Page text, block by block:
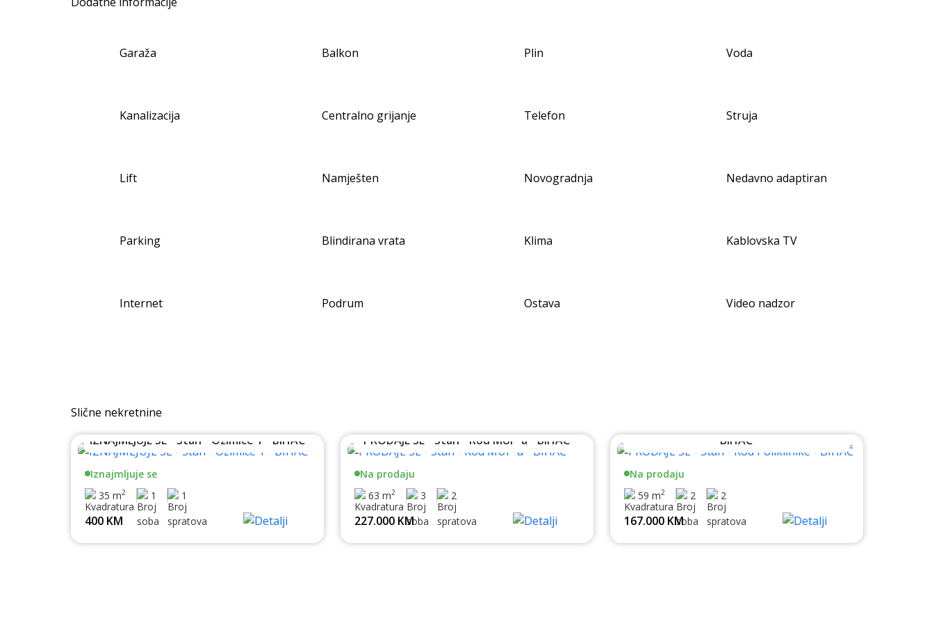
Garaža Balkon Plin Voda
Kanalizacija Centralno grijanje Telefon Struja
Lift Namješten Novogradnja Nedavno adaptiran
Parking Blindirana vrata Klima Kablovska TV
Internet Podrum Ostava Video nadzor
Slične nekretnine
IZNAJMLJUJE SE - Stan - Ozimice 1 - BIHAĆ
Iznajmljuje se
35 m2 1 1
400 KM
PRODAJE SE - Stan - Kod MUP-a - BIHAĆ
Na prodaju
63 m2 3 2
227.000 KM
BIHAĆ
Na prodaju
59 m2 2 2
167.000 KM